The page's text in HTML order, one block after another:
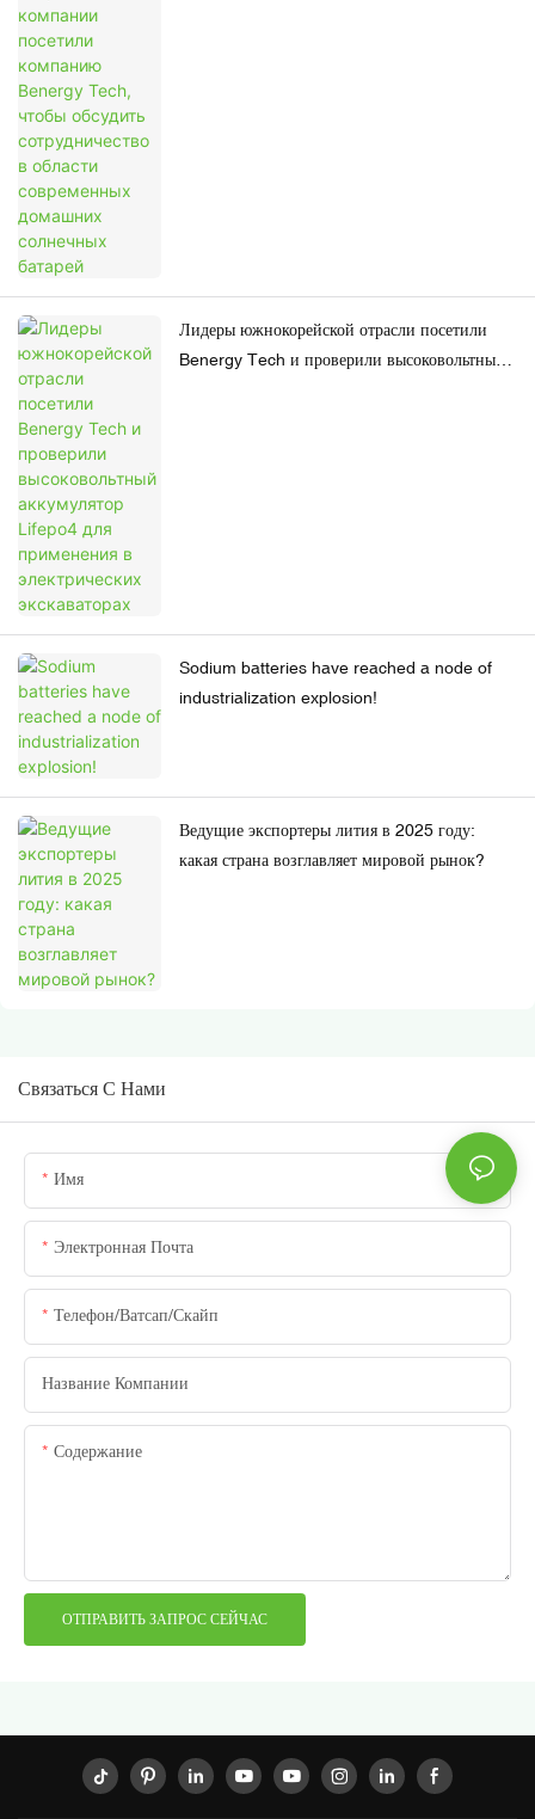
Лидеры южнокорейской отрасли посетили
Benergy Tech и проверили высоковольтный
Sodium batteries have reached a node of
industrialization explosion!
Ведущие экспортеры лития в 2025 году:
какая страна возглавляет мировой рынок?
Связаться С Нами
Имя
Электронная Почта
Телефон/ватсап/скайп
Название Компании
Содержание
ОТПРАВИТЬ ЗАПРОС СЕЙЧАС